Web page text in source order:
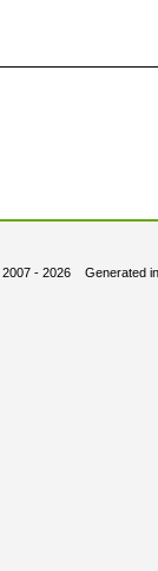
- 2026 Generated